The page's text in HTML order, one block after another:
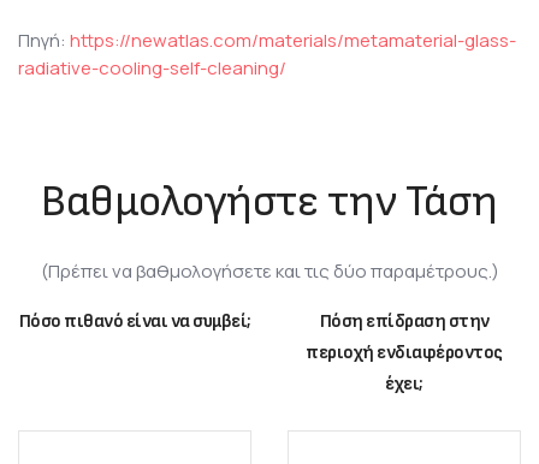
Πηγή: https://newatlas.com/materials/metamaterial-glass-
radiative-cooling-self-cleaning/
Βαθμολογήστε την Τάση
(Πρέπει να βαθμολογήσετε και τις δύο παραμέτρους.)
Πόσο πιθανό είναι να συμβεί;
Πόση επίδραση στην
περιοχή ενδιαφέροντος
έχει;